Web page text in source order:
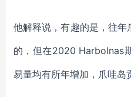
他解释说，有趣的是，往
的，但在2020 Harbolnas
易量均有所年增加，爪哇岛